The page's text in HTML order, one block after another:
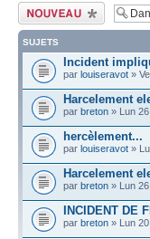
Écrire un nouveau
sujet
SUJETS
Incident
par louiseravot »
Harcelement
par breton » Lun
hercèlement...
par louiseravot »
Harcelement
par breton » Lun
INCIDENT DE
par breton » Lun